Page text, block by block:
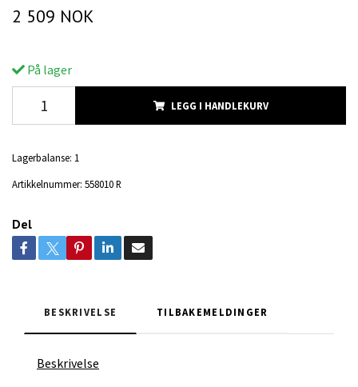
2 509 NOK
På lager
LEGG I HANDLEKURV
Lagerbalanse: 1
Artikkelnummer: 558010 R
Del
BESKRIVELSE TILBAKEMELDINGER
Beskrivelse